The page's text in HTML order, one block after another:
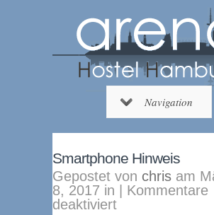
Navigation
Smartphone Hinweis
Gepostet von chris am
8, 2017 in | Kommentare
deaktiviertfür